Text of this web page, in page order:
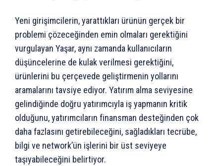
Yeni girişimcilerin, yarattıkları ürünün gerçek bir
problemi çözeceğinden emin olmaları gerektiğini
vurgulayan Yaşar, aynı zamanda kullanıcıların
düşüncelerine de kulak verilmesi gerektiğini,
ürünlerini bu çerçevede geliştirmenin yollarını
aramalarını tavsiye ediyor. Yatırım alma seviyesine
gelindiğinde doğru yatırımcıyla iş yapmanın kritik
olduğunu, yatırımcıların finansman desteğinden çok
daha fazlasını getirebileceğini, sağladıkları tecrübe,
bilgi ve network’ün işlerini bir üst seviyeye
taşıyabileceğini belirtiyor.